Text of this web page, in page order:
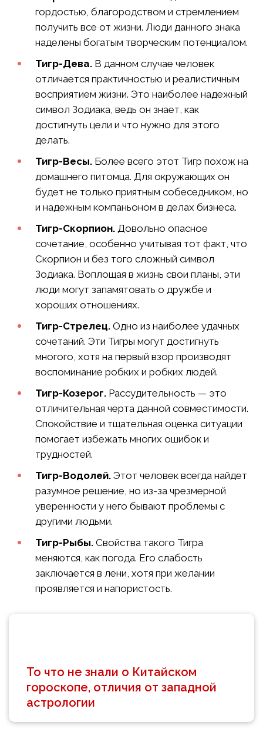
гордостью, благородством и стремлением
получить все от жизни. Люди данного знака
наделены богатым творческим потенциалом.
Тигр-Дева. В данном случае человек
отличается практичностью и реалистичным
восприятием жизни. Это наиболее надежный
символ Зодиака, ведь он знает, как
достигнуть цели и что нужно для этого
делать.
Тигр-Весы. Более всего этот Тигр похож на
домашнего питомца. Для окружающих он
будет не только приятным собеседником, но
и надежным компаньоном в делах бизнеса.
Тигр-Скорпион. Довольно опасное
сочетание, особенно учитывая тот факт, что
Скорпион и без того сложный символ
Зодиака. Воплощая в жизнь свои планы, эти
люди могут запамятовать о дружбе и
хороших отношениях.
Тигр-Стрелец. Одно из наиболее удачных
сочетаний. Эти Тигры могут достигнуть
многого, хотя на первый взор производят
воспоминание робких и робких людей.
Тигр-Козерог. Рассудительность — это
отличительная черта данной совместимости.
Спокойствие и тщательная оценка ситуации
помогает избежать многих ошибок и
трудностей.
Тигр-Водолей. Этот человек всегда найдет
разумное решение, но из-за чрезмерной
уверенности у него бывают проблемы с
другими людьми.
Тигр-Рыбы. Свойства такого Тигра
меняются, как погода. Его слабость
заключается в лени, хотя при желании
проявляется и напористость.
То что не знали о Китайском
гороскопе, отличия от западной
астрологии